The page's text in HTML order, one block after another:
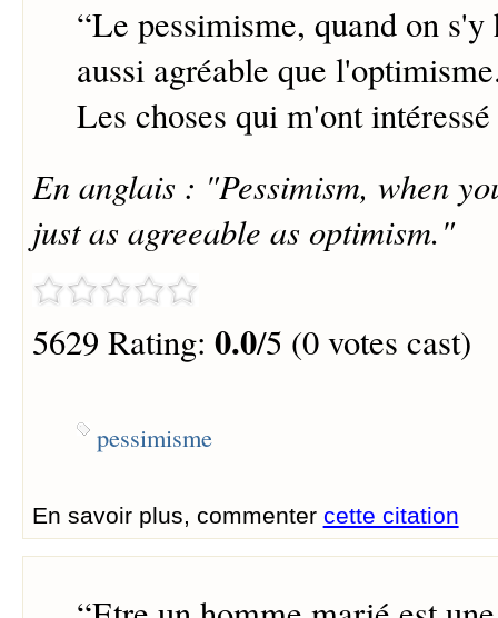
“Le pessimisme, quand on s'y
aussi agréable que
Les choses qui m'ont intéressé
En anglais : "Pessimism, when
just as agreeable as optimism."
5629 Rating: 0.0/5 (0 votes cast)
pessimisme
En savoir plus, commenter cette citation